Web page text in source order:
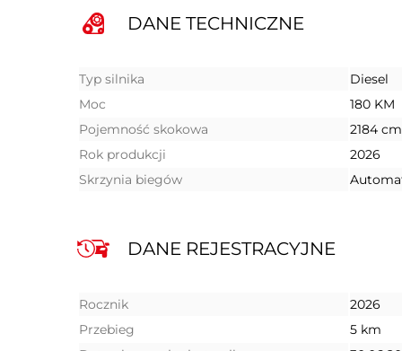
DANE TECHNICZNE
Typ silnika
Diesel
Moc
180 KM
Pojemność skokowa
2184
Rok produkcji
2026
Skrzynia biegów
DANE REJESTRACYJNE
Rocznik
2026
Przebieg
5 km